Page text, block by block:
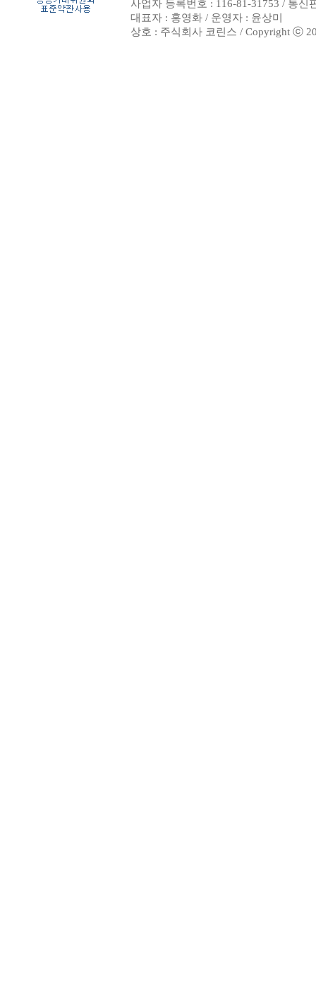
사업자 등록번호 : 116-81-31753 / 통신
대표자 : 홍영화 / 운영자 : 윤상미
상호 : 주식회사 코린스 / Copyright ⓒ